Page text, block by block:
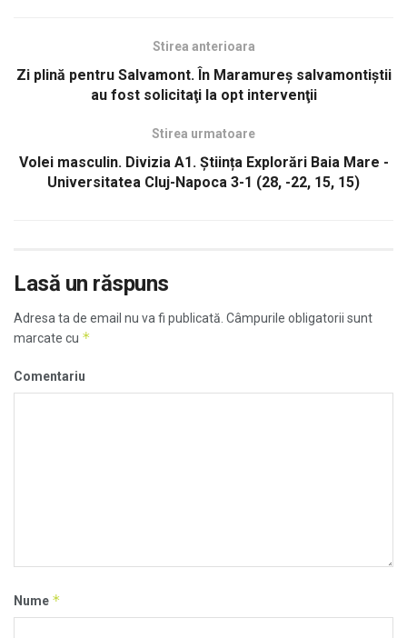
Stirea anterioara
Zi plină pentru Salvamont. În Maramureş salvamontiştii
au fost solicitaţi la opt intervenţii
Stirea urmatoare
Volei masculin. Divizia A1. Știința Explorări Baia Mare -
Universitatea Cluj-Napoca 3-1 (28, -22, 15, 15)
Lasă un răspuns
Adresa ta de email nu va fi publicată. Câmpurile obligatorii sunt
marcate cu *
Comentariu
Nume *